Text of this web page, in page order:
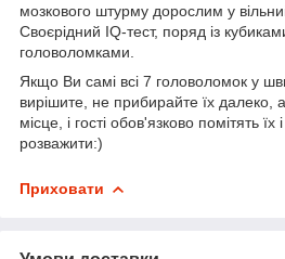
мозкового штурму дорослим у
Своєрідний IQ-тест, поряд із
головоломками.
Якщо Ви самі всі 7 головоломок у
вирішите, не прибирайте їх далеко,
місце, і гості обов'язково помітять
розважити:)
Приховати